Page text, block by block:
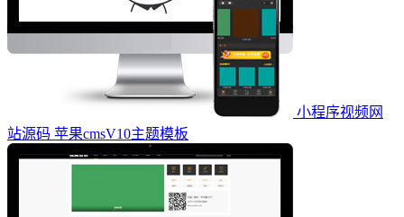
小程序视频网
站源码 苹果cmsV10主题模板